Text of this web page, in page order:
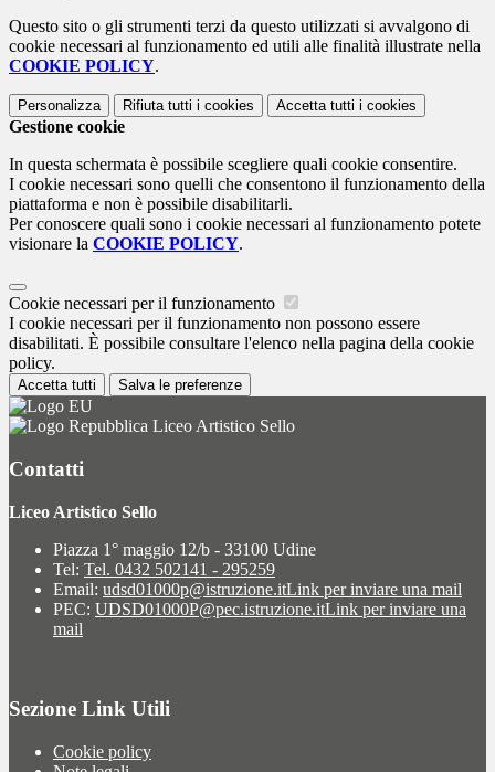
Questo sito o gli strumenti terzi da questo utilizzati si avvalgono di
cookie necessari al funzionamento ed utili alle finalità illustrate nella
COOKIE POLICY.
Personalizza Rifiuta tutti i cookies Accetta tutti i cookies
Gestione cookie
In questa schermata è possibile scegliere quali cookie consentire.
I cookie necessari sono quelli che consentono il funzionamento della
piattaforma e non è possibile disabilitarli.
Per conoscere quali sono i cookie necessari al funzionamento potete
visionare la COOKIE POLICY.
Cookie necessari per il funzionamento
I cookie necessari per il funzionamento non possono essere
disabilitati. È possibile consultare l'elenco nella pagina della cookie
policy.
Accetta tutti Salva le preferenze
Liceo Artistico Sello
Contatti
Liceo Artistico Sello
Piazza 1° maggio 12/b - 33100 Udine
Tel: Tel. 0432 502141 - 295259
Email: udsd01000p@istruzione.itLink per inviare una mail
PEC: UDSD01000P@pec.istruzione.itLink per inviare una
mail
Sezione Link Utili
Cookie policy